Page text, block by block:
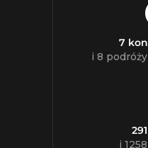
7
i 8
i